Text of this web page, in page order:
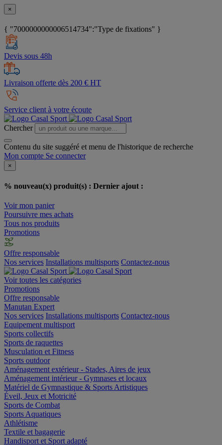
×
{ "7000000000006514734":"Type de fixations" }
Devis sous 48h
Livraison offerte dès 200 € HT
Service client à votre écoute
Chercher
Contenu du site suggéré et menu de l'historique de recherche
Mon compte Se connecter
×
% nouveau(x) produit(s) : Dernier ajout :
Voir mon panier
Poursuivre mes achats
Tous nos produits
Promotions
Offre responsable
Nos services Installations multisports Contactez-nous
Voir toutes les catégories
Promotions
Offre responsable
Manutan Expert
Nos services Installations multisports Contactez-nous
Equipement multisport
Sports collectifs
Sports de raquettes
Musculation et Fitness
Sports outdoor
Aménagement extérieur - Stades, Aires de jeux
Aménagement intérieur - Gymnases et locaux
Matériel de Gymnastique & Sports Artistiques
Éveil, Jeux et Motricité
Sports de Combat
Sports Aquatiques
Athlétisme
Textile et bagagerie
Handisport et Sport adapté